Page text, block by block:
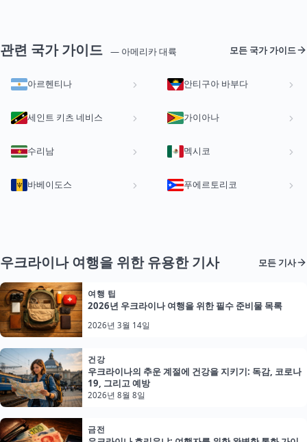
관련 국가 가이드 — 아메리카 대륙 모든 국가 가이드
아르헨티나 안티구아 바부다
세인트 키츠 네비스 가이아나
수리남 멕시코
바베이도스 푸에르토리코
우크라이나 여행을 위한 유용한 기사 모든 기사
여행 팁
2026년 우크라이나 여행을 위한 필수 준비물 목록
2026년 3월 14일
건강
우크라이나의 추운 계절에 건강을 지키기: 독감, 코로나
19, 그리고 예방
2026년 8월 8일
금전